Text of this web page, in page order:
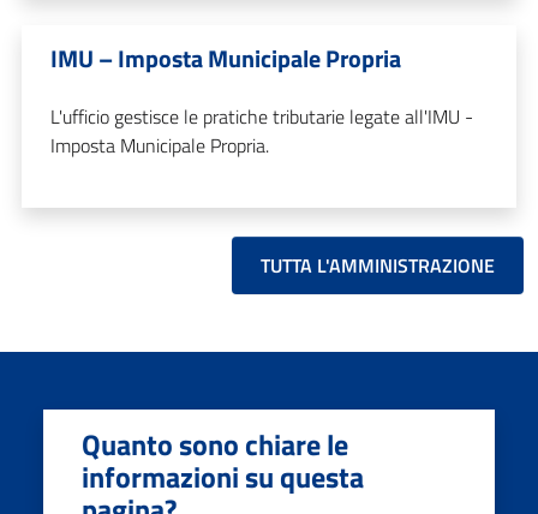
IMU – Imposta Municipale Propria
L'ufficio gestisce le pratiche tributarie legate all'IMU -
Imposta Municipale Propria.
TUTTA L'AMMINISTRAZIONE
Quanto sono chiare le
informazioni su questa